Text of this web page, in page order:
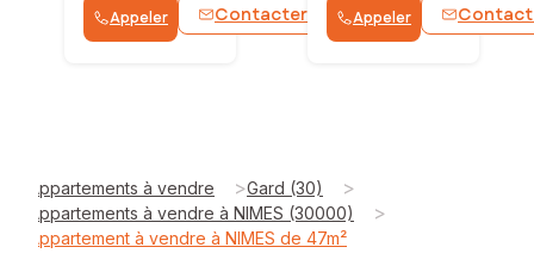
Appeler Contacter WhatsApp
Appeler
Appartements à vendre >Gard (30) >
Appartements à vendre à NIMES (30000) >
Appartement à vendre à NIMES de 47m²